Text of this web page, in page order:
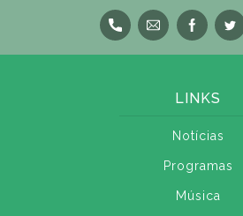
LINKS
Notícias
Programas
Música